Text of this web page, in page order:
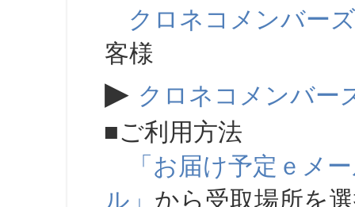
クロネコメンバーズ
客様
▶ クロネコメンバー
■ご利用方法
「お届け予定ｅメ
ル」 から受取場所を